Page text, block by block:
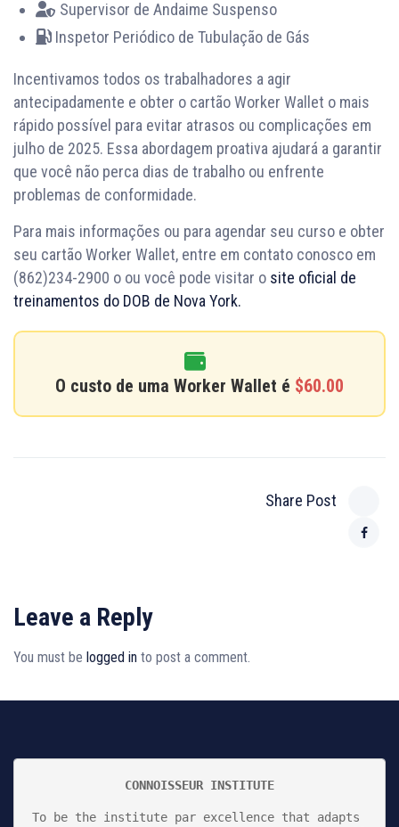
Supervisor de Andaime Suspenso
Inspetor Periódico de Tubulação de Gás
Incentivamos todos os trabalhadores a agir
antecipadamente e obter o cartão Worker Wallet o mais
rápido possível para evitar atrasos ou complicações em
julho de 2025. Essa abordagem proativa ajudará a garantir
que você não perca dias de trabalho ou enfrente
problemas de conformidade.
Para mais informações ou para agendar seu curso e obter
seu cartão Worker Wallet, entre em contato conosco em
(862)234-2900 o ou você pode visitar o site oficial de
treinamentos do DOB de Nova York.
O custo de uma Worker Wallet é $60.00
Share Post
Leave a Reply
You must be logged in to post a comment.
CONNOISSEUR INSTITUTE
To be the institute par excellence that adapts